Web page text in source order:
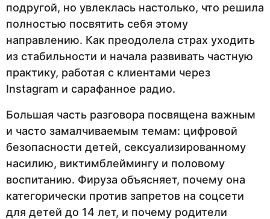
подругой, но увлеклась настолько, что решила
полностью посвятить себя этому
направлению. Как преодолела страх уходить
из стабильности и начала развивать частную
практику, работая с клиентами через
Instagram и сарафанное радио.
Большая часть разговора посвящена важным
и часто замалчиваемым темам: цифровой
безопасности детей, сексуализированному
насилию, виктимблеймингу и половому
воспитанию. Фируза объясняет, почему она
категорически против запретов на соцсети
для детей до 14 лет, и почему родители